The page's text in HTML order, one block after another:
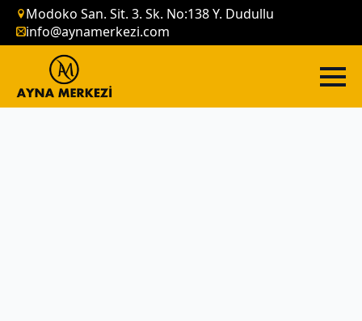
Modoko San. Sit. 3. Sk. No:138 Y. Dudullu
info@aynamerkezi.com